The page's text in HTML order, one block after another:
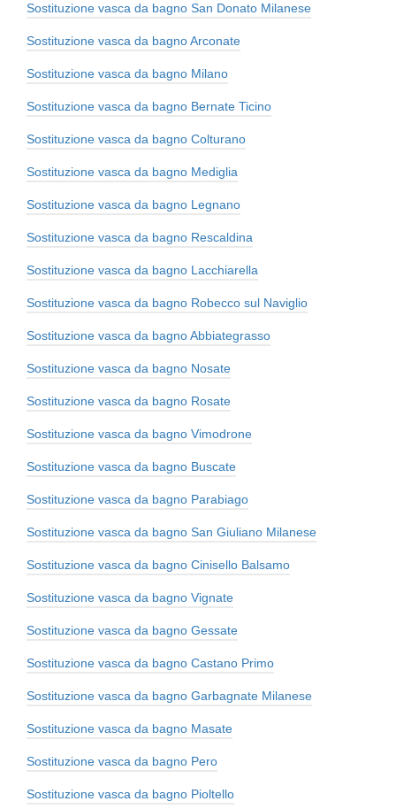
Sostituzione vasca da bagno San Donato Milanese
Sostituzione vasca da bagno Arconate
Sostituzione vasca da bagno Milano
Sostituzione vasca da bagno Bernate Ticino
Sostituzione vasca da bagno Colturano
Sostituzione vasca da bagno Mediglia
Sostituzione vasca da bagno Legnano
Sostituzione vasca da bagno Rescaldina
Sostituzione vasca da bagno Lacchiarella
Sostituzione vasca da bagno Robecco sul Naviglio
Sostituzione vasca da bagno Abbiategrasso
Sostituzione vasca da bagno Nosate
Sostituzione vasca da bagno Rosate
Sostituzione vasca da bagno Vimodrone
Sostituzione vasca da bagno Buscate
Sostituzione vasca da bagno Parabiago
Sostituzione vasca da bagno San Giuliano Milanese
Sostituzione vasca da bagno Cinisello Balsamo
Sostituzione vasca da bagno Vignate
Sostituzione vasca da bagno Gessate
Sostituzione vasca da bagno Castano Primo
Sostituzione vasca da bagno Garbagnate Milanese
Sostituzione vasca da bagno Masate
Sostituzione vasca da bagno Pero
Sostituzione vasca da bagno Pioltello